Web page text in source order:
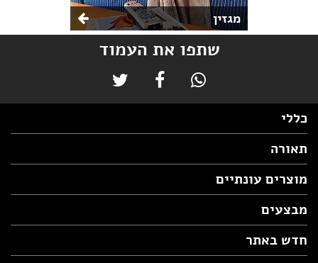
מגזין
שתפו את העמוד
כללי
תאורה
מוצרים עונתיים
מבצעים
חדש באתר